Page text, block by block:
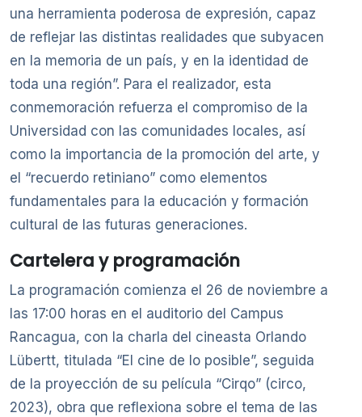
una herramienta poderosa de expresión, capaz
de reflejar las distintas realidades que subyacen
en la memoria de un país, y en la identidad de
toda una región”. Para el realizador, esta
conmemoración refuerza el compromiso de la
Universidad con las comunidades locales, así
como la importancia de la promoción del arte, y
el “recuerdo retiniano” como elementos
fundamentales para la educación y formación
cultural de las futuras generaciones.
Cartelera y programación
La programación comienza el 26 de noviembre a
las 17:00 horas en el auditorio del Campus
Rancagua, con la charla del cineasta Orlando
Lübertt, titulada “El cine de lo posible”, seguida
de la proyección de su película “Cirqo” (circo,
2023), obra que reflexiona sobre el tema de las